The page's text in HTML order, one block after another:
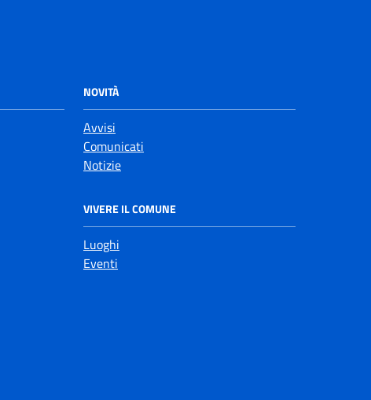
NOVITÀ
Avvisi
Comunicati
Notizie
VIVERE IL COMUNE
Luoghi
Eventi